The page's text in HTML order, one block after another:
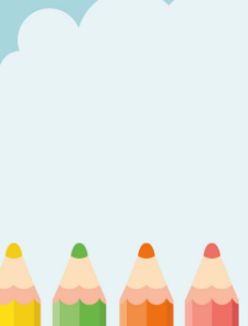
Przejdź
do